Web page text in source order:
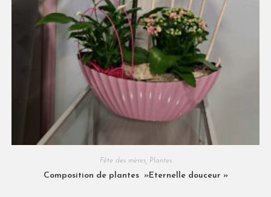
Fête des mères, Plantes
Composition de plantes »Eternelle douceur »